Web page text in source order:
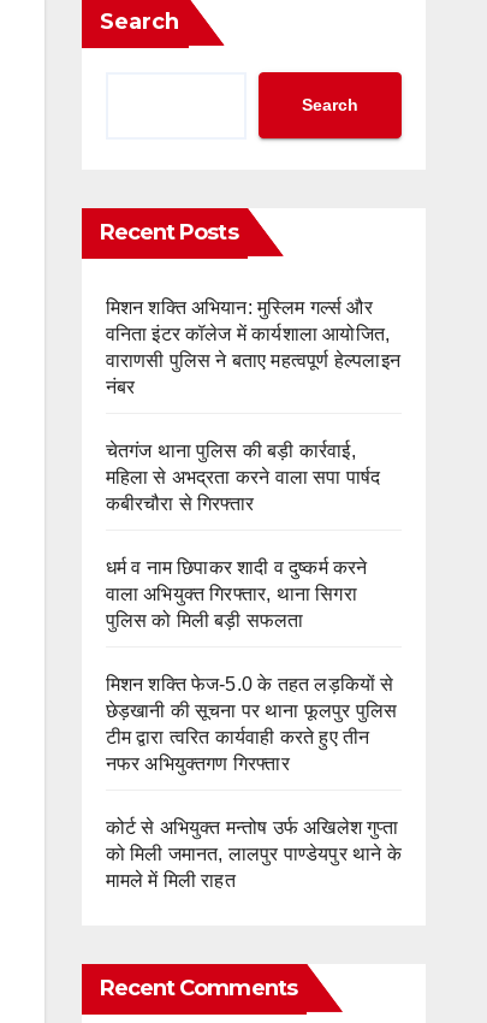
Search
Search
Recent Posts
मिशन शक्ति अभियान: मुस्लिम गर्ल्स और
वनिता इंटर कॉलेज में कार्यशाला आयोजित,
वाराणसी पुलिस ने बताए महत्वपूर्ण हेल्पलाइन
नंबर
चेतगंज थाना पुलिस की बड़ी कार्रवाई,
महिला से अभद्रता करने वाला सपा पार्षद
कबीरचौरा से गिरफ्तार
धर्म व नाम छिपाकर शादी व दुष्कर्म करने
वाला अभियुक्त गिरफ्तार, थाना सिगरा
पुलिस को मिली बड़ी सफलता
मिशन शक्ति फेज-5.0 के तहत लड़कियों से
छेड़खानी की सूचना पर थाना फूलपुर पुलिस
टीम द्वारा त्वरित कार्यवाही करते हुए तीन
नफर अभियुक्तगण गिरफ्तार
कोर्ट से अभियुक्त मन्तोष उर्फ अखिलेश गुप्ता
को मिली जमानत, लालपुर पाण्डेयपुर थाने के
मामले में मिली राहत
Recent Comments